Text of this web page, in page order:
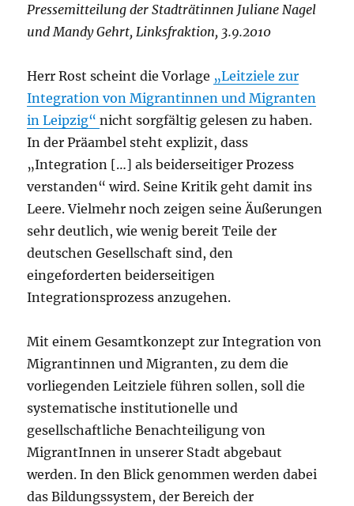
Pressemitteilung der Stadträtinnen Juliane Nagel
und Mandy Gehrt, Linksfraktion, 3.9.2010
Herr Rost scheint die Vorlage „Leitziele zur
Integration von Migrantinnen und Migranten
in Leipzig“nicht sorgfältig gelesen zu haben.
In der Präambel steht explizit, dass
„Integration […] als beiderseitiger Prozess
verstanden“ wird. Seine Kritik geht damit ins
Leere. Vielmehr noch zeigen seine Äußerungen
sehr deutlich, wie wenig bereit Teile der
deutschen Gesellschaft sind, den
eingeforderten beiderseitigen
Integrationsprozess anzugehen.
Mit einem Gesamtkonzept zur Integration von
Migrantinnen und Migranten, zu dem die
vorliegenden Leitziele führen sollen, soll die
systematische institutionelle und
gesellschaftliche Benachteiligung von
MigrantInnen in unserer Stadt abgebaut
werden. In den Blick genommen werden dabei
das Bildungssystem, der Bereich der